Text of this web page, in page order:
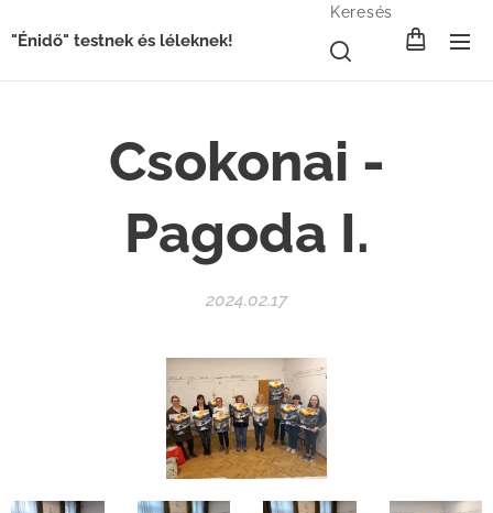
"Énidő" testnek és léleknek!
Keresés
Csokonai -
Pagoda I.
2024.02.17